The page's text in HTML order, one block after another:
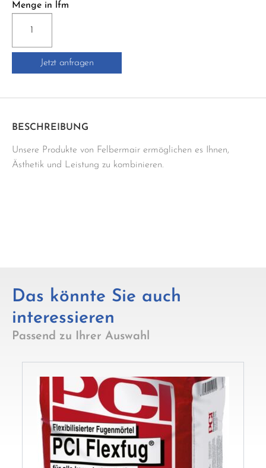
Menge in lfm
6
ABSCHLUSSPROFIL
Jetzt anfragen
BESCHREIBUNG
Unsere Produkte von Felbermair ermöglichen es Ihnen,
Ästhetik und Leistung zu kombinieren.
Das könnte Sie auch
interessieren